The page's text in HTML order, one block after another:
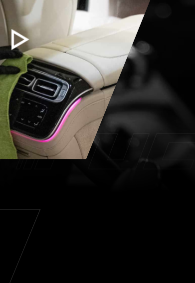
Увеличение мощности
Взвешивание авто
Индивидуальные проекты
Обвесы ZEEKR & LI 7/9